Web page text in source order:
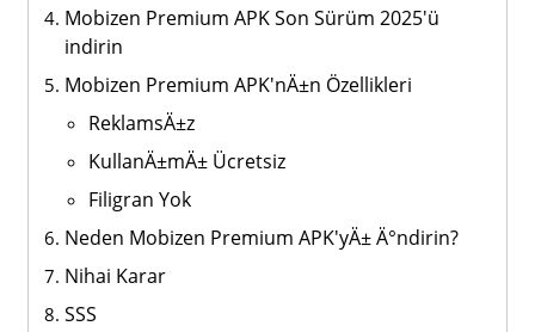
Mobizen Premium APK Son Sürüm 2025'ü
indirin
Mobizen Premium APK'nÄ±n Özellikleri
ReklamsÄ±z
KullanÄ±mÄ± Ücretsiz
Filigran Yok
Neden Mobizen Premium APK'yÄ± Ä°ndirin?
Nihai Karar
SSS